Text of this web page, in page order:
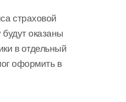
страховой
оказаны
в отдельный
оформить в